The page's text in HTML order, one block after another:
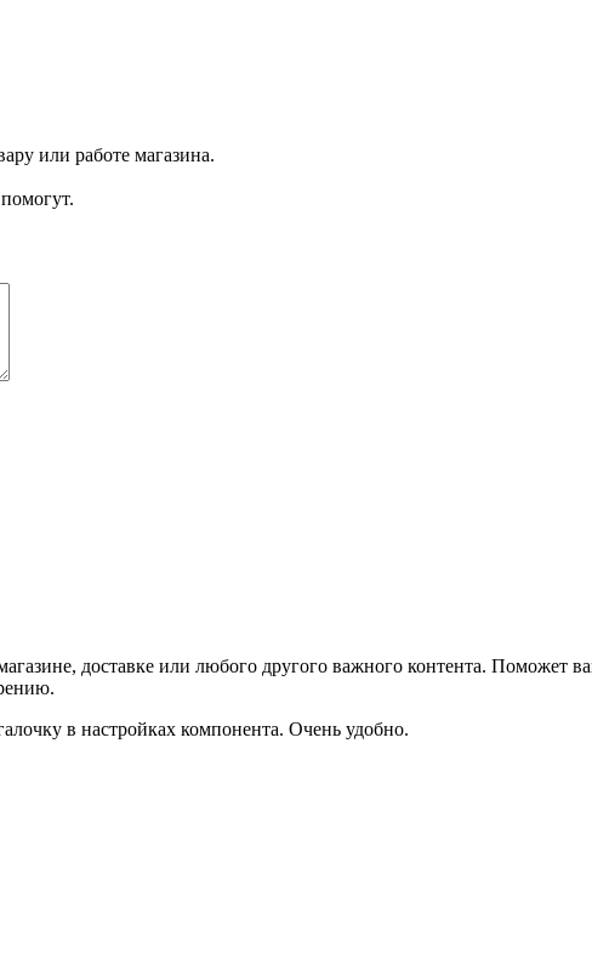
или работе магазина.
доставке или любого другого важного контента. Поможет
в настройках компонента. Очень удобно.